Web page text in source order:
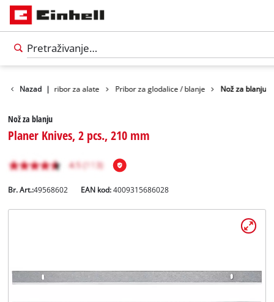
Hrvatski
HRHrvatski
Nazad |
Pribor Pribor za alate Pribor za glodalice / blanje Nož za blanju
Nož za blanju
Planer Knives, 2 pcs., 210 mm
Br. Art.:49568602 EAN kod:4009315686028